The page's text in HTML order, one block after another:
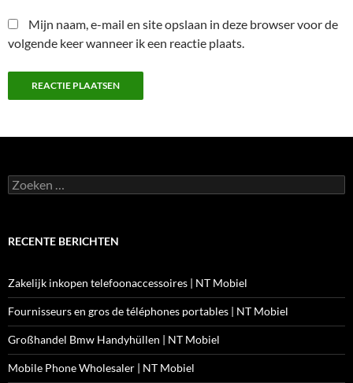
Mijn naam, e-mail en site opslaan in deze browser voor de
volgende keer wanneer ik een reactie plaats.
Zoeken
naar:
RECENTE BERICHTEN
Zakelijk inkopen telefoonaccessoires | NT Mobiel
Fournisseurs en gros de téléphones portables | NT Mobiel
Großhandel Bmw Handyhüllen | NT Mobiel
Mobile Phone Wholesaler | NT Mobiel